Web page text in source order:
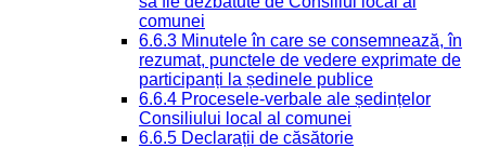
comunei
6.6.3 Minutele în care se consemnează, în
rezumat, punctele de vedere exprimate de
participanți la ședinele publice
6.6.4 Procesele-verbale ale ședințelor
Consiliului local al comunei
6.6.5 Declarații de căsătorie